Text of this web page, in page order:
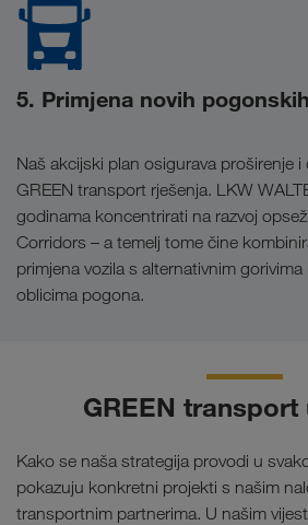
5. Primjena novih
Naš akcijski plan osigurava proširenje i
GREEN transport rješenja. LKW
godinama koncentrirati na razvoj
Corridors – a temelj tome čine
primjena vozila s alternativnim
oblicima pogona.
GREEN
Kako se naša strategija provodi u
pokazuju konkretni projekti s našim
transportnim partnerima. U našim